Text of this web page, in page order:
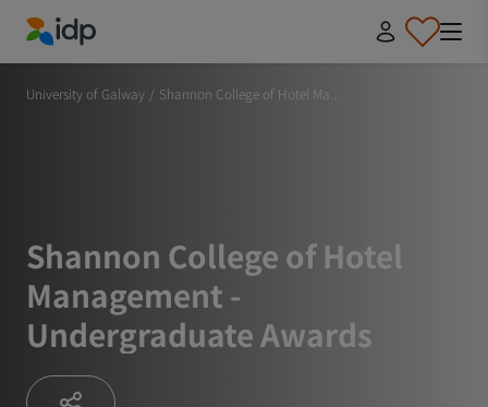
IDP Education
University of Galway / Shannon College of Hotel Ma...
Shannon College of Hotel
Management -
Undergraduate Awards